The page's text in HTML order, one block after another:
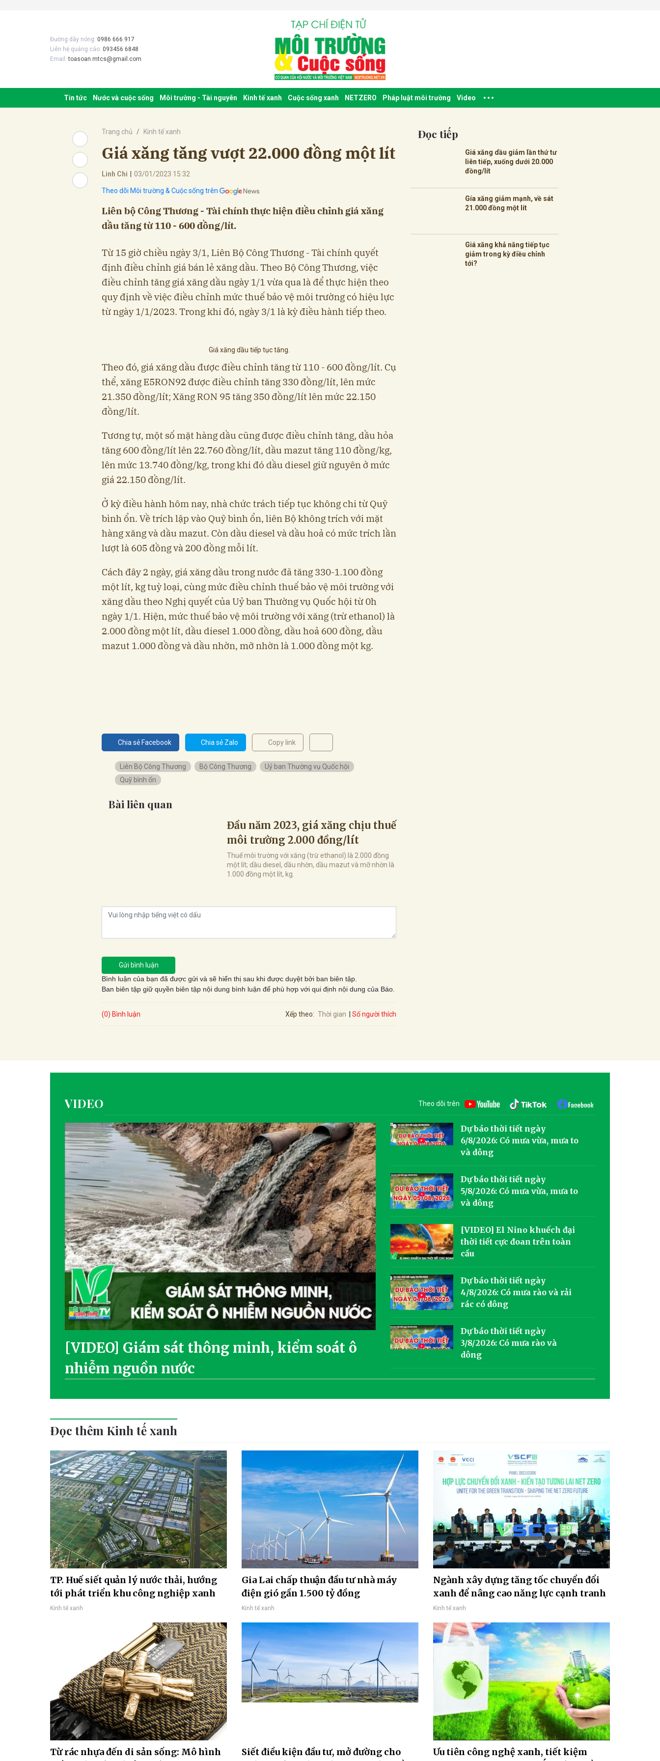
Đường dây nóng: 0986 666 917
Liên hệ quảng cáo: 093456 6848
Email:toasoan.mtcs@gmail.com
Tin tức Nước và cuộc sống Môi trường - Tài nguyên Kinh tế xanh Cuộc sống xanh NETZERO Pháp luật môi trường Video
Trang chủ Kinh tế xanh
Giá xăng tăng vượt 22.000 đồng một lít
Linh Chi 03/01/2023 15:32
Theo dõi Môi trường & Cuộc sống trên
Liên bộ Công Thương - Tài chính thực hiện điều chỉnh giá xăng
dầu tăng từ 110 - 600 đồng/lít.
Từ 15 giờ chiều ngày 3/1, Liên Bộ Công Thương - Tài chính quyết
định điều chỉnh giá bán lẻ xăng dầu. Theo Bộ Công Thương, việc
điều chỉnh tăng giá xăng dầu ngày 1/1 vừa qua là để thực hiện theo
quy định về việc điều chỉnh mức thuế bảo vệ môi trường có hiệu lực
từ ngày 1/1/2023. Trong khi đó, ngày 3/1 là kỳ điều hành tiếp theo.
Giá xăng dầu tiếp tục tăng.
Theo đó, giá xăng dầu được điều chỉnh tăng từ 110 - 600 đồng/lít. Cụ
thể, xăng E5RON92 được điều chỉnh tăng 330 đồng/lít, lên mức
21.350 đồng/lít; Xăng RON 95 tăng 350 đồng/lít lên mức 22.150
đồng/lít.
Tương tự, một số mặt hàng dầu cũng được điều chỉnh tăng, dầu hỏa
tăng 600 đồng/lít lên 22.760 đồng/lít, dầu mazut tăng 110 đồng/kg,
lên mức 13.740 đồng/kg, trong khi đó dầu diesel giữ nguyên ở mức
giá 22.150 đồng/lít.
Ở kỳ điều hành hôm nay, nhà chức trách tiếp tục không chi từ Quỹ
bình ổn. Về trích lập vào Quỹ bình ổn, liên Bộ không trích với mặt
hàng xăng và dầu mazut. Còn dầu diesel và dầu hoả có mức trích lần
lượt là 605 đồng và 200 đồng mỗi lít.
Cách đây 2 ngày, giá xăng dầu trong nước đã tăng 330-1.100 đồng
một lít, kg tuỳ loại, cùng mức điều chỉnh thuế bảo vệ môi trường với
xăng dầu theo Nghị quyết của Uỷ ban Thường vụ Quốc hội từ 0h
ngày 1/1. Hiện, mức thuế bảo vệ môi trường với xăng (trừ ethanol) là
2.000 đồng một lít, dầu diesel 1.000 đồng, dầu hoả 600 đồng, dầu
mazut 1.000 đồng và dầu nhờn, mỡ nhờn là 1.000 đồng một kg.
Chia sẻ Facebook Chia sẻ Zalo Copy link
Liên Bộ Công Thương Bộ Công Thương
Uỷ ban Thường vụ Quốc hội
Quỹ bình ổn
Bài liên quan
Đầu năm 2023, giá xăng chịu thuế
môi trường 2.000 đồng/lít
Thuế môi trường với xăng (trừ ethanol) là 2.000 đồng
một lít; dầu diesel, dầu nhờn, dầu mazut và mỡ nhờn là
1.000 đồng một lít, kg.
Gửi bình luận
Bình luận của bạn đã được gửi và sẽ hiển thị sau khi được duyệt bởi ban biên tập.
Ban biên tập giữ quyền biên tập nội dung bình luận để phù hợp với qui định nội dung của Báo.
(0) Bình luận Xếp theo: Thời gian Số người thích
Đọc tiếp
Giá xăng dầu giảm lần thứ tư
liên tiếp, xuống dưới 20.000
đồng/lít
Gía xăng giảm mạnh, về sát
21.000 đồng một lít
Giá xăng khả năng tiếp tục
giảm trong kỳ điều chỉnh
tới?
VIDEO Theo dõi trên
[VIDEO] Giám sát thông minh, kiểm soát ô
nhiễm nguồn nước
Dự báo thời tiết ngày
6/8/2026: Có mưa vừa, mưa to
và dông
Dự báo thời tiết ngày
5/8/2026: Có mưa vừa, mưa to
và dông
[VIDEO] El Nino khuếch đại
thời tiết cực đoan trên toàn
cầu
Dự báo thời tiết ngày
4/8/2026: Có mưa rào và rải
rác có dông
Dự báo thời tiết ngày
3/8/2026: Có mưa rào và
dông
Dự báo thời tiết ngày
Đọc thêm Kinh tế xanh
TP. Huế siết quản lý nước thải, hướng
tới phát triển khu công nghiệp xanh
Kinh tế xanh
Gia Lai chấp thuận đầu tư nhà máy
điện gió gần 1.500 tỷ đồng
Kinh tế xanh
Ngành xây dựng tăng tốc chuyển đổi
xanh để nâng cao năng lực cạnh tranh
Kinh tế xanh
Từ rác nhựa đến di sản sống: Mô hình
Siết điều kiện đầu tư, mở đường cho
Ưu tiên công nghệ xanh, tiết kiệm